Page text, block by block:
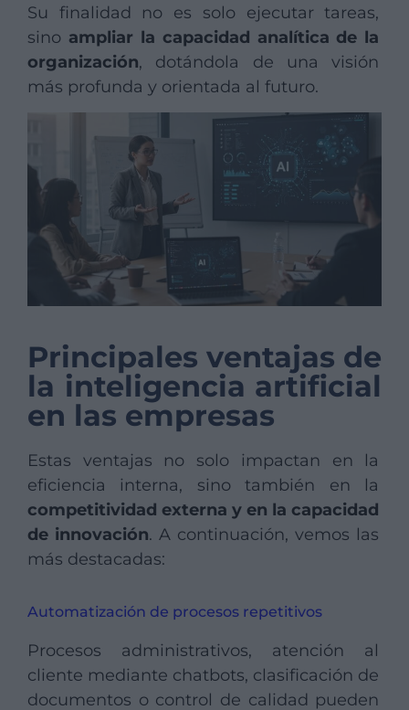
Su finalidad no es solo ejecutar tareas,
sino ampliar la capacidad analítica de la
organización, dotándola de una visión
más profunda y orientada al futuro.
Principales ventajas de
la inteligencia artificial
en las empresas
Estas ventajas no solo impactan en la
eficiencia interna, sino también en la
competitividad externa y en la capacidad
de innovación. A continuación, vemos las
más destacadas:
Automatización de procesos repetitivos
Procesos administrativos, atención al
cliente mediante chatbots, clasificación de
documentos o control de calidad pueden